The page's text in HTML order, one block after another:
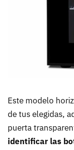
Este modelo
de tus elegidas,
puerta
identificar las